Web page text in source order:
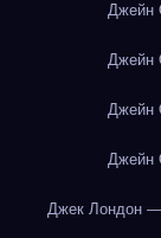
Джейн
Джейн
Джейн
Джейн
Джек Лондон